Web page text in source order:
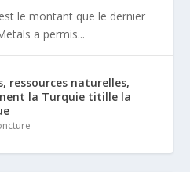
le montant que le dernier
a permis...
ressources naturelles,
la Turquie titille la